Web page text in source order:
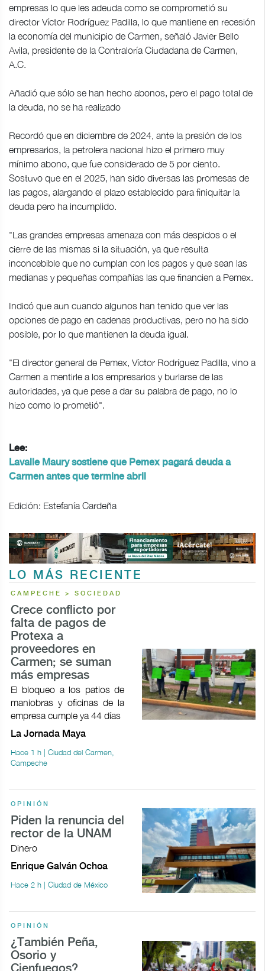
empresas lo que les adeuda como se comprometió su
director Víctor Rodríguez Padilla, lo que mantiene en recesión
la economía del municipio de Carmen, señaló Javier Bello
Avila, presidente de la Contraloría Ciudadana de Carmen,
A.C.
Añadió que sólo se han hecho abonos, pero el pago total de
la deuda, no se ha realizado
Recordó que en diciembre de 2024, ante la presión de los
empresarios, la petrolera nacional hizo el primero muy
mínimo abono, que fue considerado de 5 por ciento.
Sostuvo que en el 2025, han sido diversas las promesas de
las pagos, alargando el plazo establecido para finiquitar la
deuda pero ha incumplido.
"Las grandes empresas amenaza con más despidos o el
cierre de las mismas si la situación, ya que resulta
inconcebible que no cumplan con los pagos y que sean las
medianas y pequeñas compañías las que financien a Pemex.
Indicó que aun cuando algunos han tenido que ver las
opciones de pago en cadenas productivas, pero no ha sido
posible, por lo que mantienen la deuda igual.
"El director general de Pemex, Víctor Rodríguez Padilla, vino a
Carmen a mentirle a los empresarios y burlarse de las
autoridades, ya que pese a dar su palabra de pago, no lo
hizo como lo prometió".
Lee:
Lavalle Maury sostiene que Pemex pagará deuda a
Carmen antes que termine abril
Edición: Estefanía Cardeña
LO MÁS RECIENTE
CAMPECHE > SOCIEDAD
Crece conflicto por
falta de pagos de
Protexa a
proveedores en
Carmen; se suman
más empresas
El bloqueo a los patios de
maniobras y oficinas de la
empresa cumple ya 44 días
La Jornada Maya
Hace 1 h | Ciudad del Carmen,
Campeche
OPINIÓN
Piden la renuncia del
rector de la UNAM
Dinero
Enrique Galván Ochoa
Hace 2 h | Ciudad de México
OPINIÓN
¿También Peña,
Osorio y